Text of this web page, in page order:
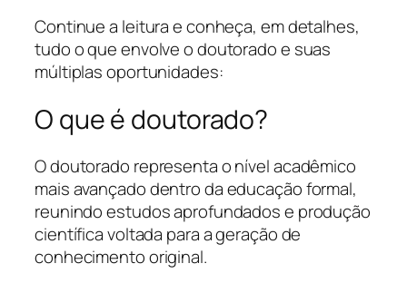
Continue a leitura e conheça, em detalhes,
tudo o que envolve o doutorado e suas
múltiplas oportunidades:
O que é doutorado?
O doutorado representa o nível acadêmico
mais avançado dentro da educação formal,
reunindo estudos aprofundados e produção
científica voltada para a geração de
conhecimento original.